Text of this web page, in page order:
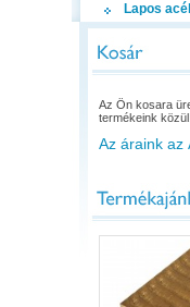
Lapos
Az Ön kosara
termékeink közül!
Az áraink az